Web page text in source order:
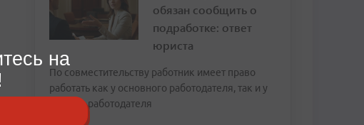
обязан сообщить о
подработке: ответ
юриста
По совместительству работник имеет право
работать как у основного работодателя, так и у
другого работодателя
на